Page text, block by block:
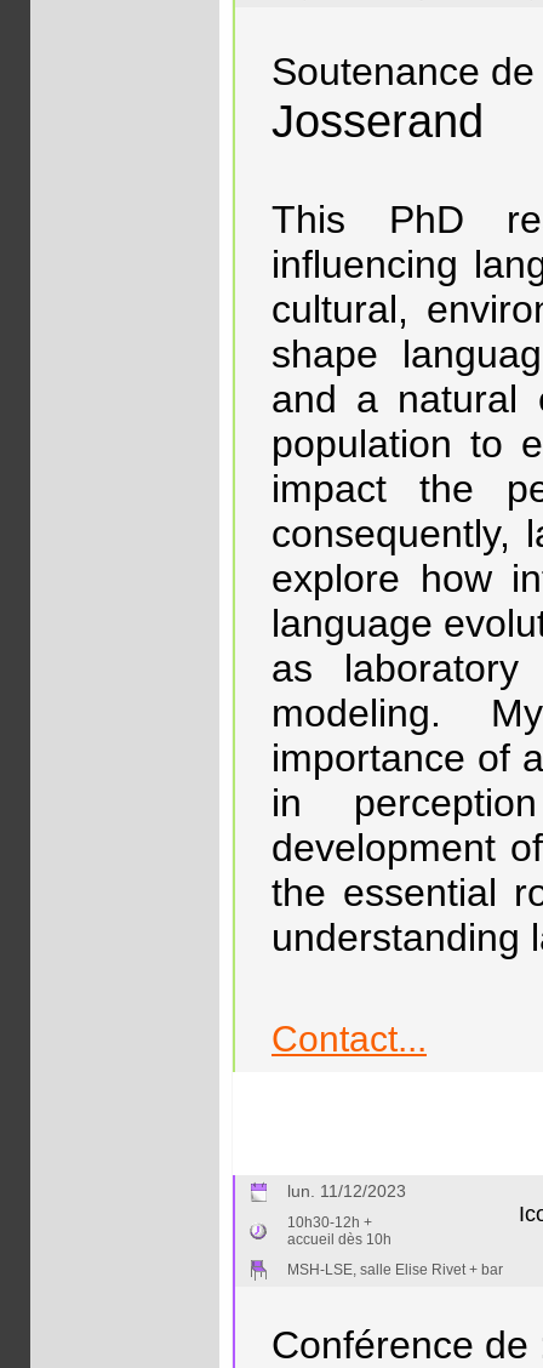
Soutenance
Josserand
This PhD
influencing
cultural,
shape
and a natural
population to
impact the
consequently,
explore how
language
as laboratory
modeling.
importance of
in
development
the essential
understanding
Contact...
lun. 11/12/2023
10h30-12h +
accueil dès 10h
MSH-LSE, salle Elise Rivet + bar
Conférence de